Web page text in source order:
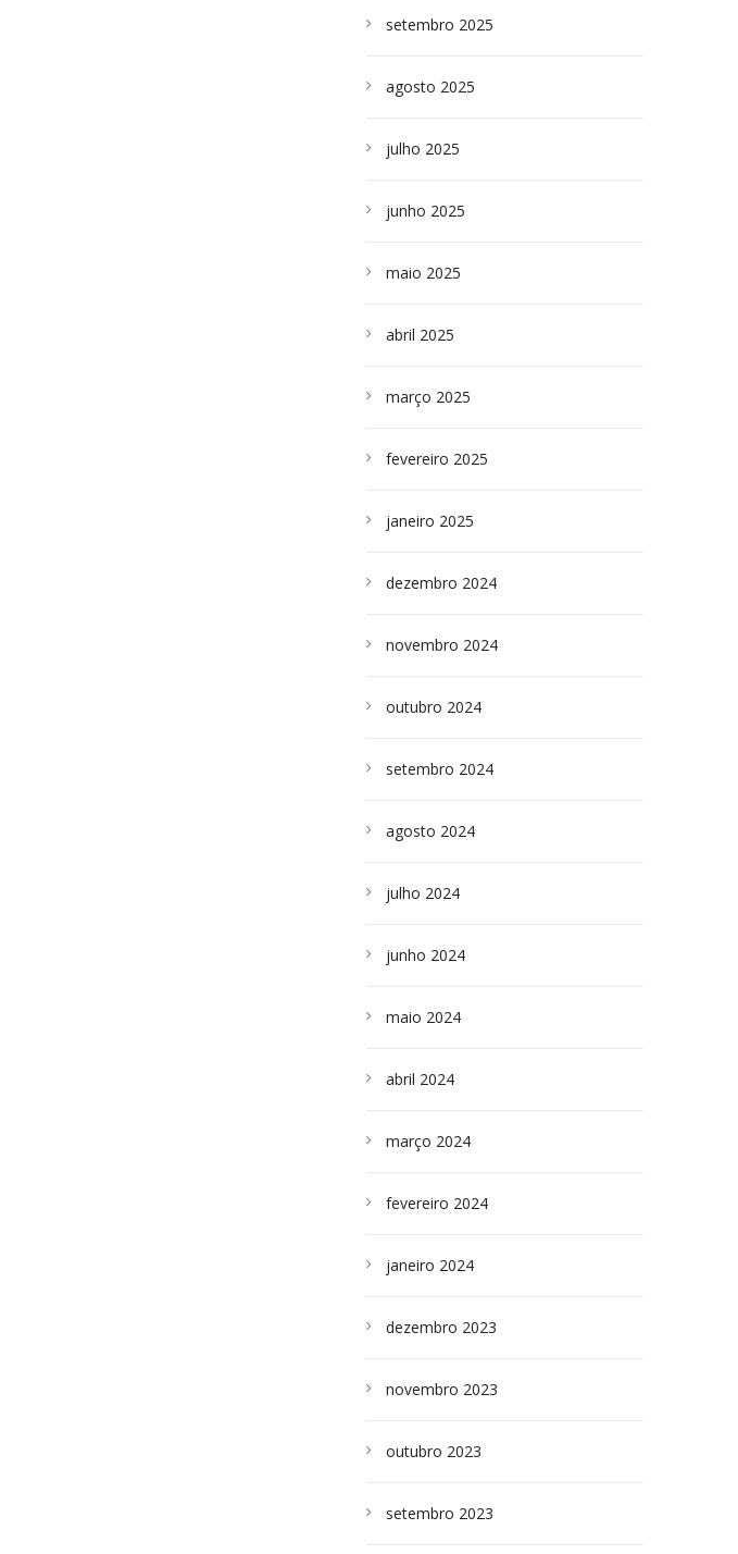
setembro 2025
agosto 2025
julho 2025
junho 2025
maio 2025
abril 2025
março 2025
fevereiro 2025
janeiro 2025
dezembro 2024
novembro 2024
outubro 2024
setembro 2024
agosto 2024
julho 2024
junho 2024
maio 2024
abril 2024
março 2024
fevereiro 2024
janeiro 2024
dezembro 2023
novembro 2023
outubro 2023
setembro 2023